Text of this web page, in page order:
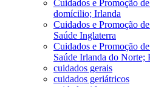
Cuidados e Promoção
domícilio; Irlanda
Cuidados e Promoção
Saúde Inglaterra
Cuidados e Promoção
Saúde Irlanda do Norte;
cuidados gerais
cuidados geriátricos